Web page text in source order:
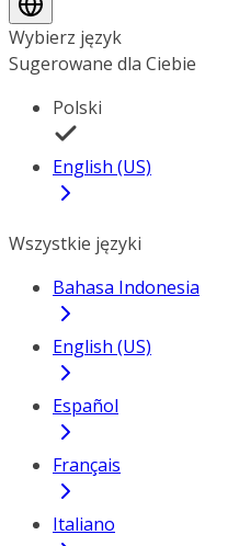
Wybierz język
Sugerowane dla Ciebie
Polski
English (US)
Wszystkie języki
Bahasa Indonesia
English (US)
Español
Français
Italiano